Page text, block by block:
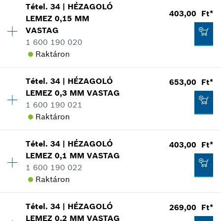
403,00 Ft*
*A feltüntetett árak ajánlott bruttó
Kosárba teszem
Elérhetőség 1
Árcsoport:12
Tartalék alkatrész információ
Hol kerül használatra
Az ábrán látható
564,00 Ft*
A feltüntetett árak ajánlott bruttó
kiskereskedelmi árak
Tétel.34 | HÉZAGOLÓ
LEMEZ 0,15 MM
VASTAG
1 600 190 020
Raktáron
403,00 Ft*
Elérhetőség 1
Árcsoport:11
Tartalék alkatrész információ
Hol kerül használatra
Az ábrán látható
403,00 Ft*
A feltüntetett árak ajánlott bruttó
Tétel.34 | HÉZAGOLÓ
LEMEZ 0,3 MM VASTAG
1 600 190 021
Raktáron
653,00 Ft*
Elérhetőség 1
Árcsoport:13
Tartalék alkatrész információ
Hol kerül használatra
Az ábrán látható
Tétel.34 | HÉZAGOLÓ
LEMEZ 0,1 MM VASTAG
1 600 190 022
Raktáron
403,00 Ft*
Elérhetőség 1
Tétel.34 | HÉZAGOLÓ
LEMEZ 0,2 MM VASTAG
269,00 Ft*